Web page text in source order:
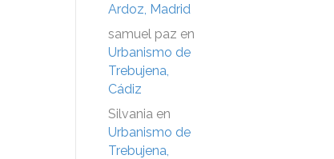
Ardoz, Madrid
samuel paz en
Urbanismo de
Trebujena,
Cádiz
Silvania en
Urbanismo de
Trebujena,